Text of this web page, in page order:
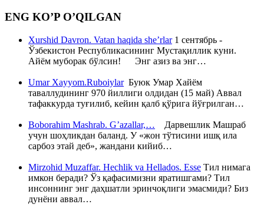
ENG KO’P O’QILGAN
Xurshid Davron. Vatan haqida she’rlar1 сентябрь -
Ўзбекистон Республикасининг Мустақиллик куни.
Айём муборак бўлсин! Энг азиз ва энг…
Umar Xayyom.RuboiylarБуюк Умар Хайём
таваллудининг 970 йиллиги олдидан (15 май) Аввал
тафаккурда туғилиб, кейин қалб қўрига йўғрилган…
Boborahim Mashrab. G’azallar,… Дарвешлик Машраб
учун шоҳликдан баланд. У «жон тўтисини ишқ ила
сарбоз этай деб», жандани кийиб…
Mirzohid Muzaffar. Hechlik va Hellados. Esse Тил нимага
имкон беради? Ўз қафасимизни яратишгами? Тил
инсоннинг энг даҳшатли эринчоқлиги эмасмиди? Биз
дунёни аввал…